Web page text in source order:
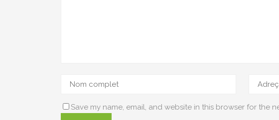
Save my name, email, and website in this browser for the